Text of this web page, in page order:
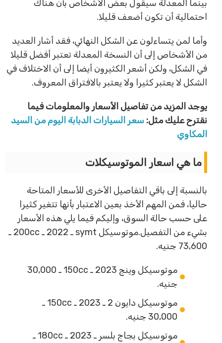
بينما المعدلة سيقول بعض الأشخاص بأن هناك
احتمالية أن تكون أضعف قليلا.
وأما لمن يتساءلون عن الشكل النهائي، فقد أشار العديد
من الأشخاص إلى أن النسخة المعدلة تعتبر أفضل قليلا
في الشكل، ولكن أشعر الكثيرون أيضا إلى أن الاختلاف في
الشكل لا يعتبر كثيرا ولا يعتبر بالافتراق المعروف.
يوجد المزيد من تفاصيل الأسعار والمعلومات فيما
نقترح عليك مثل:سعر السيارات الدبابة اليوم من السيد
المكاوي
ما هي اسعار الموتوسيكلات
بالنسبة إلى باقي التفاصيل الأخرى للأسعار المتاحة
حاليا، فمن المهم الأخذ بعين الاعتبار بأنها تتغير كثيرا
على حسب حالة السوق، وإليكم فيما يلي هذه الأسعار
بشيء من التفصيل.موتوسيكل symt ـ 2022 ـ 200cc ـ
73,600 جنيه.
موتوسيكل وينج 2023 ـ 150cc ـ 30,000
جنيه.
موتوسيكل دايون 2 ـ 2023 ـ 150cc ـ
30,000 جنيه.
موتوسيكل بجاج بلسر ـ 2023 ـ 180cc ـ